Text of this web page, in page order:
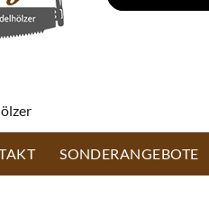
SONDERANGEBOTE